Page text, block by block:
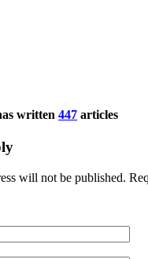
written 447 articles
will not be published.